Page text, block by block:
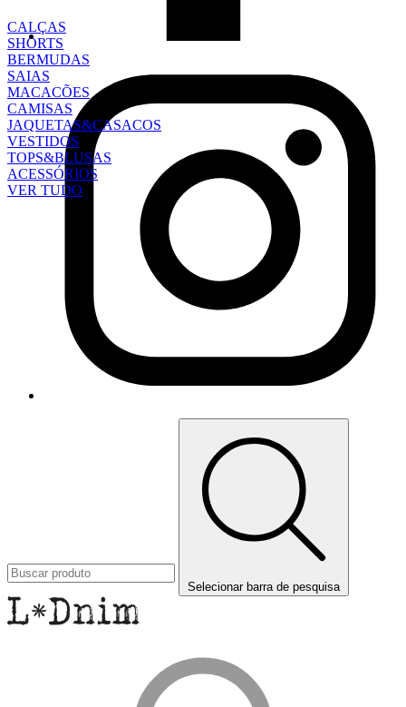
CALÇAS
SHORTS
BERMUDAS
SAIAS
MACACÕES
CAMISAS
JAQUETAS&CASACOS
VESTIDOS
TOPS&BLUSAS
ACESSÓRIOS
VER TUDO
Selecionar barra de pesquisa